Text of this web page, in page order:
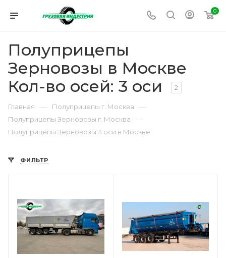
0
Полуприцепы
Зерновозы в Москве
Кол-во осей: 3 оси
2
Главная — Полуприцепы г. Москва —
Полуприцепы Зерновозы г. Москва —
Полуприцепы Зерновозы 3 оси в Москве
ФИЛЬТР